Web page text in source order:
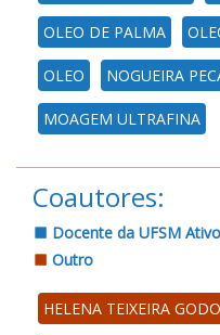
OLEO DE PALMA
OLEO NOGUEIRA
MOAGEM ULTRAFINA
Coautores:
Docente da UFSM Ativo
Outro
HELENA TEIXEIRA